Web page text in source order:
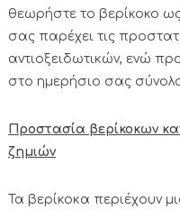
θεωρήστε το βερίκοκο
σας παρέχει τις
αντιοξειδωτικών, ενώ
στο ημερήσιο σας
Προστασία βερίκοκων
ζημιών
Τα βερίκοκα περιέχουν